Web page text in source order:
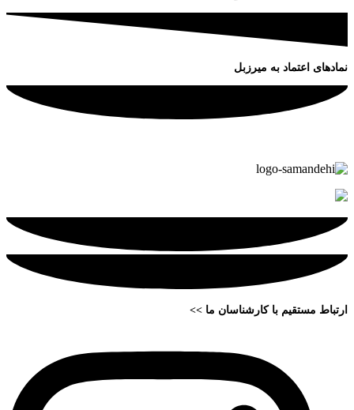
نمادهای اعتماد به میرزبل
ارتباط مستقیم با کارشناسان ما >>